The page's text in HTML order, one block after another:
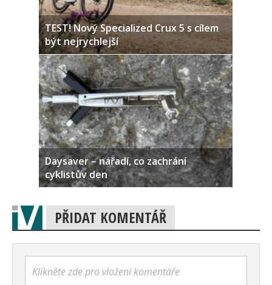
TEST! Nový Specialized Crux 5 s cílem
být nejrychlejší
Daysaver – nářadí, co zachrání
cyklistův den
PŘIDAT KOMENTÁŘ
Klikněte zde pro vložení komentáře